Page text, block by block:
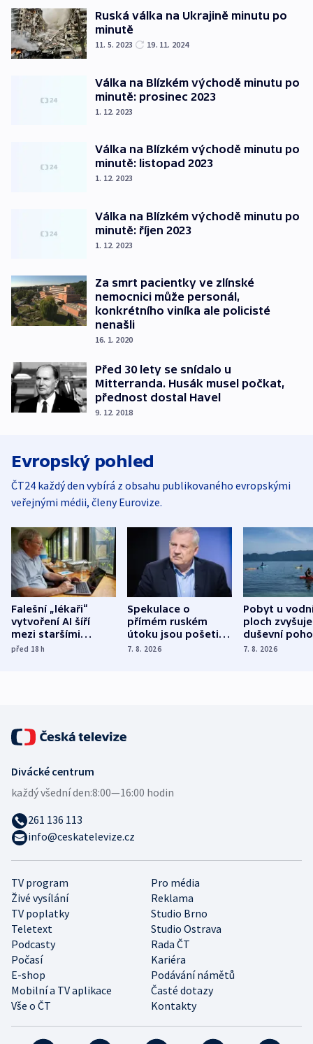
Ruská válka na Ukrajině minutu po
minutě
11. 5. 2023 19. 11. 2024
Válka na Blízkém východě minutu po
minutě: prosinec 2023
1. 12. 2023
Válka na Blízkém východě minutu po
minutě: listopad 2023
1. 12. 2023
Válka na Blízkém východě minutu po
minutě: říjen 2023
1. 12. 2023
Za smrt pacientky ve zlínské
nemocnici může personál,
konkrétního viníka ale policisté
nenašli
16. 1. 2020
Před 30 lety se snídalo u
Mitterranda. Husák musel počkat,
přednost dostal Havel
9. 12. 2018
Evropský pohled
ČT24 každý den vybírá z obsahu publikovaného evropskými
veřejnými médii, členy Eurovize.
Falešní „lékaři“
vytvoření AI šíří
mezi staršími
Poláky nebezpečné
před 18h
Spekulace o
přímém ruském
útoku jsou pošetilé,
míní estonský
7. 8. 2026
Pobyt u
ploch zvyšuje
duševní
ukázala
7. 8. 2026
TV program
Pro média
Živé vysílání
Reklama
TV poplatky
Studio Brno
Teletext
Studio Ostrava
Podcasty
Rada ČT
Počasí
Kariéra
E-shop
Podávání námětů
Mobilní a TV aplikace
Časté dotazy
Vše o ČT
Kontakty
Divácké centrum
každý všední den:8:00—16:00 hodin
261 136 113
info@ceskatelevize.cz